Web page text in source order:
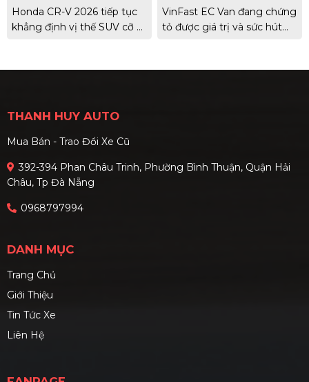
7/2026 Và Đánh Giá
Thông Số Chi Tiết
Honda CR-V 2026 tiếp tục
khẳng định vị thế SUV cỡ C
toàn Honda Sensing. Cập
chuyên sâu các phiên bản.
Hàng Khu Vực Nội Đô
VinFast EC Van đang chứng
tỏ được giá trị và sức hút
chuyên chở tốt, dễ xoay trở
THANH HUY AUTO
Mua Bán - Trao Đổi Xe Cũ
392-394 Phan Châu Trinh, Phường Bình Thuận, Quận Hải
Châu, Tp Đà Nẵng
0968797994
DANH MỤC
Trang Chủ
Giới Thiệu
Tin Tức Xe
Liên Hệ